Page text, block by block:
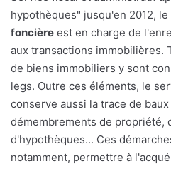
hypothèques" jusqu'en 2012, le
foncière est en charge de
aux transactions immobilières.
de biens immobiliers y sont
legs. Outre ces éléments, le
conserve aussi la trace de
démembrements de propriété,
d'hypothèques... Ces
notamment, permettre à